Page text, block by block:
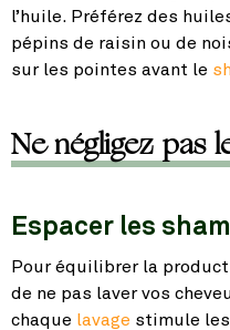
l’huile. Préférez des
pépins de raisin ou de
sur les pointes avant le
Ne négligez pas
Espacer les
Pour équilibrer la
de ne pas laver vos
chaque lavage stimule